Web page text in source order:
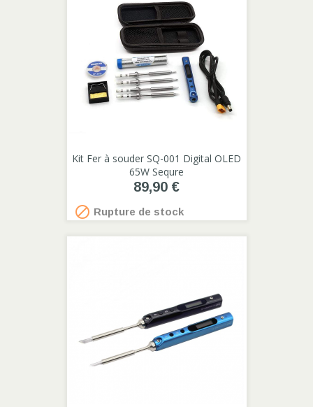
Kit Fer à souder SQ-001 Digital OLED
65W Sequre
89,90 €
 Rupture de stock